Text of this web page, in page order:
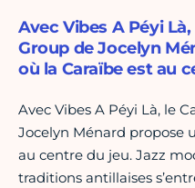
Avec Vibes A Péyi
Group de Jocelyn
où la Caraïbe est au
Avec Vibes A Péyi Là, le
Jocelyn Ménard propose
au centre du jeu. Jazz
traditions antillaises